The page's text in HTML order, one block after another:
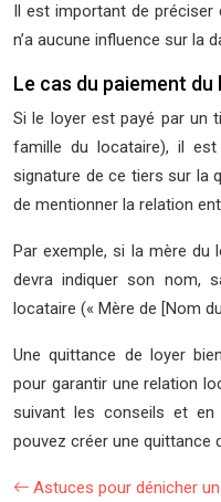
Il est important de préciser
n’a aucune influence sur la
Le cas du paiement
Si le loyer est payé par un
famille du locataire), il
signature de ce tiers sur la
de mentionner la relation
Par exemple, si la mère du
devra indiquer son nom,
locataire (« Mère de [Nom
Une quittance de loyer
pour garantir une relation
suivant les conseils et
pouvez créer une quittance
Astuces pour dénicher un